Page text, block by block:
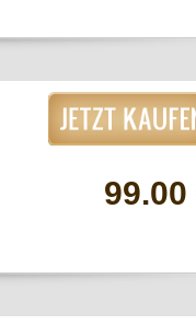
99.00